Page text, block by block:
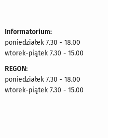
Informatorium:
poniedziałek 7.30 - 18.00
wtorek-piątek 7.30 - 15.00
REGON:
poniedziałek 7.30 - 18.00
wtorek-piątek 7.30 - 15.00